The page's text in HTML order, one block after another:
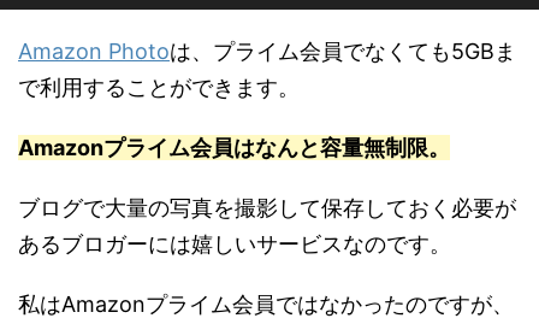
Amazon Photoは、プライム会員でなくても5GBま
で利用することができます。
Amazonプライム会員はなんと容量無制限。
ブログで大量の写真を撮影して保存しておく必要が
あるブロガーには嬉しいサービスなのです。
私はAmazonプライム会員ではなかったのですが、